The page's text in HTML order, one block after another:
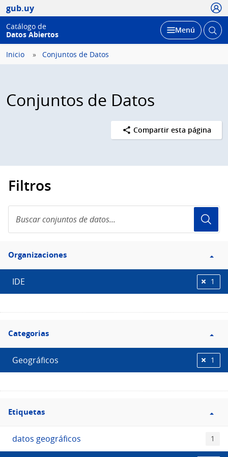
gub.uy
Catálogo de
Datos Abiertos
Desplegar
Menú Abrir
Inicio Conjuntos de Datos
Conjuntos de Datos
Compartir esta página
Filtros
conjuntos
de
Filtro
Organizaciones
Organizaciones
IDE 1
Filtro
Categorias
Categorias
Geográficos 1
Filtro
Etiquetas
Etiquetas
datos geográficos 1